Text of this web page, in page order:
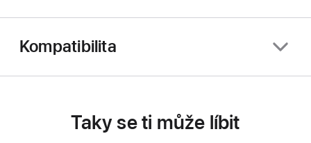
Kompatibilita
Taky se ti může líbit